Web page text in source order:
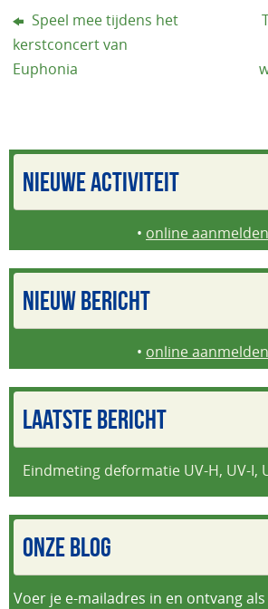
Speel mee tijdens het
kerstconcert van
Euphonia
NIEUWE ACTIVITEIT
• online aanmelden
NIEUW BERICHT
• online aanmelden
LAATSTE BERICHT
Eindmeting deformatie UV-H, UV-I,
ONZE BLOG
Voer je e-mailadres in en ontvang